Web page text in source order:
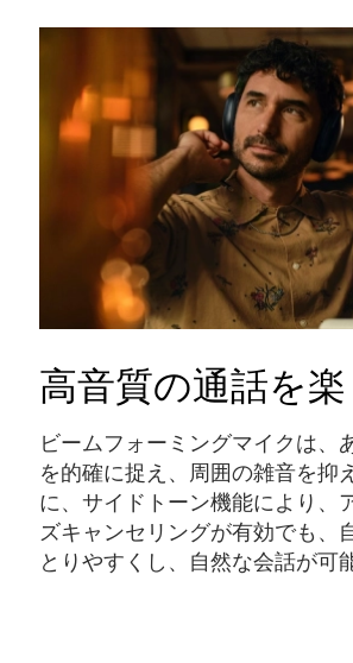
高音質の通話を
ビームフォーミングマイクは、
を的確に捉え、周囲の雑音を抑
に、サイドトーン機能により、
ズキャンセリングが有効でも、
とりやすくし、自然な会話が可